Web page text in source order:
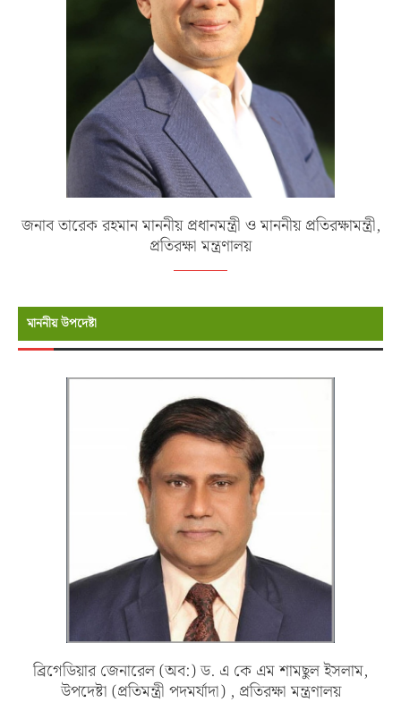
জনাব তারেক রহমান মাননীয় প্রধানমন্ত্রী ও মাননীয় প্রতিরক্ষামন্ত্রী,
প্রতিরক্ষা মন্ত্রণালয়
মাননীয় উপদেষ্টা
ব্রিগেডিয়ার জেনারেল (অব:) ড. এ কে এম শামছুল ইসলাম,
উপদেষ্টা (প্রতিমন্ত্রী পদমর্যাদা) , প্রতিরক্ষা মন্ত্রণালয়